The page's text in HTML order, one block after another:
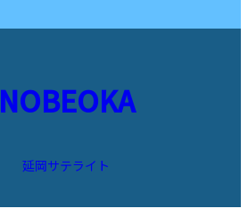
NOBEOKA
延岡サテライト